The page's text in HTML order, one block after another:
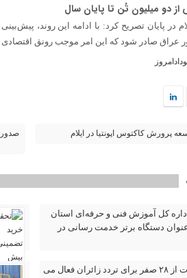
دو میلیون تُن تا پایان سال
در پایان تصریح کرد: با ادامه این روند،
عراق صادر شود که این امر موجب رونق اقتصادی و
پرورش کاکتوس اپونتیا در ایلام
کل آموزش فنی و حرفه‌ای استان
عنوان دستگاه برتر خدمت‌ رسانی در
مرز چیلات از ۲۸ صفر برای تردد زائران فعال می‌